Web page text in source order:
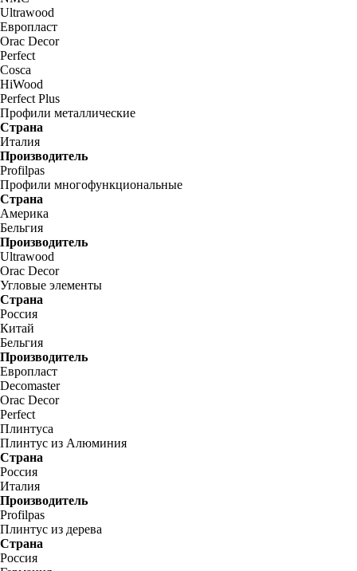
Ultrawood
Европласт
Orac Decor
Perfect
Cosca
HiWood
Perfect Plus
Профили металлические
Страна
Италия
Производитель
Profilpas
Профили многофункциональные
Страна
Америка
Бельгия
Производитель
Ultrawood
Orac Decor
Угловые элементы
Страна
Россия
Китай
Бельгия
Производитель
Европласт
Decomaster
Orac Decor
Perfect
Плинтуса
Плинтус из Алюминия
Страна
Россия
Италия
Производитель
Profilpas
Плинтус из дерева
Страна
Россия